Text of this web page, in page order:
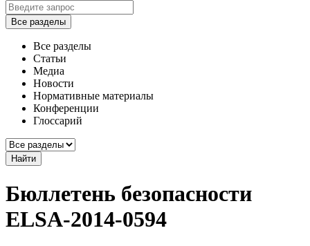
Все разделы
Все разделы
Статьи
Медиа
Новости
Нормативные материалы
Конференции
Глоссарий
Найти
Бюллетень безопасности
ELSA-2014-0594